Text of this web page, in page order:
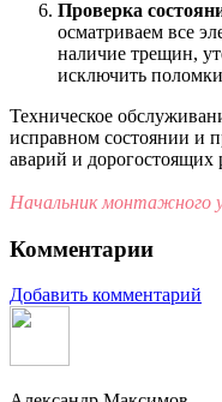
Проверка
осматриваем все
наличие трещин,
исключить
Техническое
исправном состоянии и
аварий и дорогостоящих
Начальник монтажного
Комментарии
Добавить комментарий